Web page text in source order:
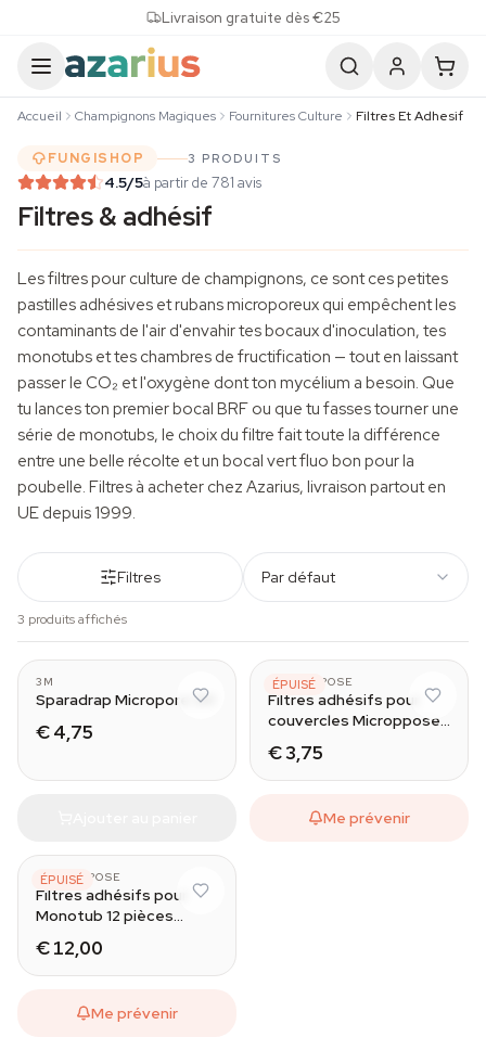
Livraison gratuite dès €25
Accueil Champignons Magiques Fournitures Culture Filtres Et Adhesif
FUNGISHOP 3 PRODUITS
4.5/5à partir de 781 avis
Filtres & adhésif
Les filtres pour culture de champignons, ce sont ces petites
pastilles adhésives et rubans microporeux qui empêchent les
contaminants de l'air d'envahir tes bocaux d'inoculation, tes
monotubs et tes chambres de fructification — tout en laissant
passer le CO₂ et l'oxygène dont ton mycélium a besoin. Que
tu lances ton premier bocal BRF ou que tu fasses tourner une
série de monotubs, le choix du filtre fait toute la différence
entre une belle récolte et un bocal vert fluo bon pour la
poubelle. Filtres à acheter chez Azarius, livraison partout en
UE depuis 1999.
Filtres Par défaut
3 produits affichés
3M
Sparadrap Micropore 3M
€ 4,75
ÉPUISÉ
MICROPPOSE
Filtres adhésifs pour
couvercles Microppose
€ 3,75
Me prévenir
ÉPUISÉ
MICROPPOSE
Filtres adhésifs pour
Monotub 12 pièces
€ 12,00
Me prévenir